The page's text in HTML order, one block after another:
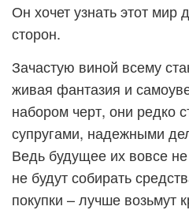
Он хочет узнать этот мир
сторон.
Зачастую виной всему
живая фантазия и
набором черт, они редко
супругами, надежными
Ведь будущее их вовсе
не будут собирать
покупки – лучше возьмут